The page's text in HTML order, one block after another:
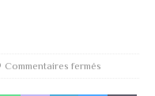
Commentaires fermés